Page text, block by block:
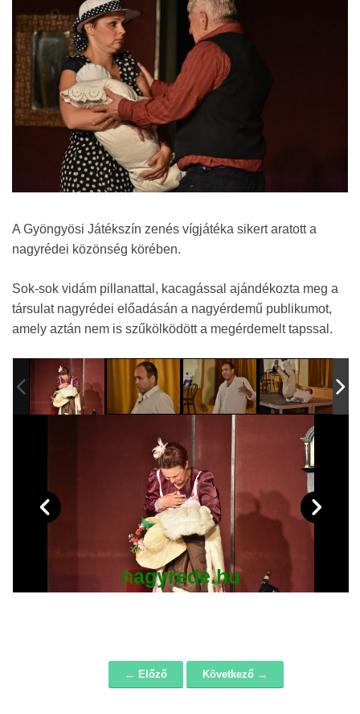
A Gyöngyösi Játékszín zenés vígjátéka sikert aratott a
nagyrédei közönség körében.
Sok-sok vidám pillanattal, kacagással ajándékozta meg a
társulat nagyrédei előadásán a nagyérdemű publikumot,
amely aztán nem is szűkölködött a megérdemelt tapssal.
nagyrede.hu
← Előző Következő →